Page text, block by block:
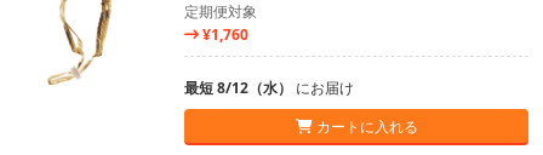
定期便対象
¥1,760
最短 8/12（水） にお届け
カートに入れる